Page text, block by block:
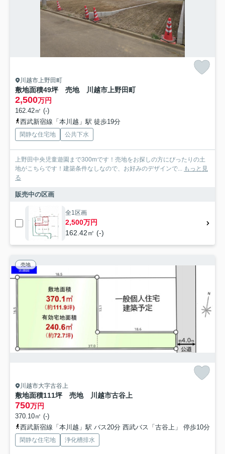
川越市上野田町
敷地面積49坪 売地 川越市上野田町
2,500万円
162.42㎡ (-)
西武新宿線「本川越」駅 徒歩19分
閑静な住宅地 公共下水
上野田中央児童遊園まで300mです！売地をお探しの方にぴったりの土
地がこちらです！建築条件なしなので、お好みのデザインで... もっと見
る
販売中の区画
全1区画
2,500万円
162.42㎡ (-)
売地
川越市大字古谷上
敷地面積111坪 売地 川越市古谷上
750万円
370.10㎡ (-)
西武新宿線「本川越」駅 バス20分 西武バス「古谷上」 停歩10分
閑静な住宅地 浄化槽排水